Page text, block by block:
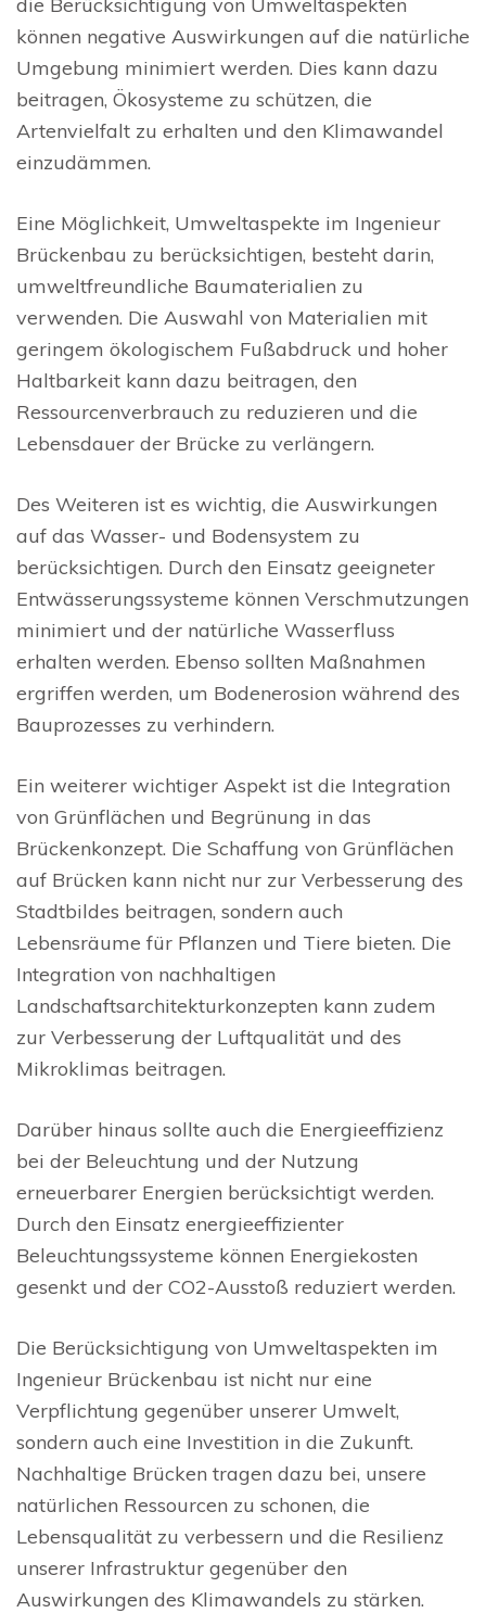
können negative Auswirkungen auf die natürliche
Umgebung minimiert werden. Dies kann dazu
beitragen, Ökosysteme zu schützen, die
Artenvielfalt zu erhalten und den Klimawandel
einzudämmen.
Eine Möglichkeit, Umweltaspekte im Ingenieur
Brückenbau zu berücksichtigen, besteht darin,
umweltfreundliche Baumaterialien zu
verwenden. Die Auswahl von Materialien mit
geringem ökologischem Fußabdruck und hoher
Haltbarkeit kann dazu beitragen, den
Ressourcenverbrauch zu reduzieren und die
Lebensdauer der Brücke zu verlängern.
Des Weiteren ist es wichtig, die Auswirkungen
auf das Wasser- und Bodensystem zu
berücksichtigen. Durch den Einsatz geeigneter
Entwässerungssysteme können Verschmutzungen
minimiert und der natürliche Wasserfluss
erhalten werden. Ebenso sollten Maßnahmen
ergriffen werden, um Bodenerosion während des
Bauprozesses zu verhindern.
Ein weiterer wichtiger Aspekt ist die Integration
von Grünflächen und Begrünung in das
Brückenkonzept. Die Schaffung von Grünflächen
auf Brücken kann nicht nur zur Verbesserung des
Stadtbildes beitragen, sondern auch
Lebensräume für Pflanzen und Tiere bieten. Die
Integration von nachhaltigen
Landschaftsarchitekturkonzepten kann zudem
zur Verbesserung der Luftqualität und des
Mikroklimas beitragen.
Darüber hinaus sollte auch die Energieeffizienz
bei der Beleuchtung und der Nutzung
erneuerbarer Energien berücksichtigt werden.
Durch den Einsatz energieeffizienter
Beleuchtungssysteme können Energiekosten
gesenkt und der CO2-Ausstoß reduziert werden.
Die Berücksichtigung von Umweltaspekten im
Ingenieur Brückenbau ist nicht nur eine
Verpflichtung gegenüber unserer Umwelt,
sondern auch eine Investition in die Zukunft.
Nachhaltige Brücken tragen dazu bei, unsere
natürlichen Ressourcen zu schonen, die
Lebensqualität zu verbessern und die Resilienz
unserer Infrastruktur gegenüber den
Auswirkungen des Klimawandels zu stärken.